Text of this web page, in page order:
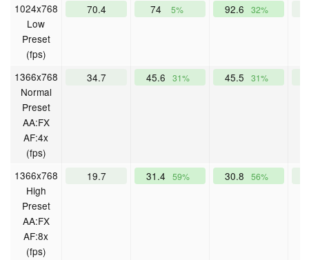
1024x768
Low
Preset
(fps)
70.4 74 5% 92.6 32%
1366x768
Normal
Preset
AA:FX
AF:4x
(fps)
34.7 45.6 31% 45.5 31%
1366x768
High
Preset
AA:FX
AF:8x
(fps)
19.7 31.4 59% 30.8 56%